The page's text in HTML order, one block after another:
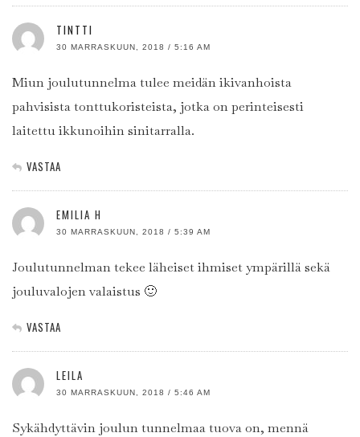
TINTTI
30 MARRASKUUN, 2018 / 5:16 AM
Miun joulutunnelma tulee meidän ikivanhoista
pahvisista tonttukoristeista, jotka on perinteisesti
laitettu ikkunoihin sinitarralla.
VASTAA
EMILIA H
30 MARRASKUUN, 2018 / 5:39 AM
Joulutunnelman tekee läheiset ihmiset ympärillä sekä
jouluvalojen valaistus 🙂
VASTAA
LEILA
30 MARRASKUUN, 2018 / 5:46 AM
Sykähdyttävin joulun tunnelmaa tuova on, mennä